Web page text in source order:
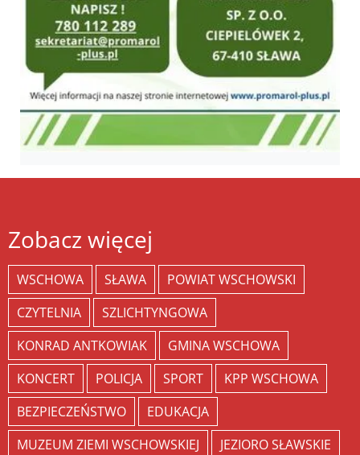
Zobacz więcej
WSCHOWA SŁAWA
POWIAT WSCHOWSKI
CZYTELNIA
SZLICHTYNGOWA
KONRAD ANTKOWIAK
GMINA WSCHOWA
KONCERT
POLICJA SPORT
KPP WSCHOWA
BEZPIECZEŃSTWO
EDUKACJA
MUZEUM ZIEMI WSCHOWSKIEJ
JEZIORO SŁAWSKIE